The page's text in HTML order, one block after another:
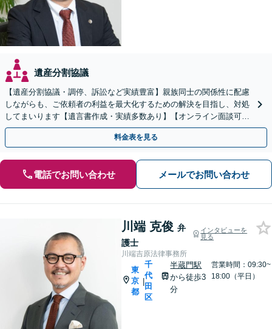
遺産分割協議
【遺産分割協議・調停、訴訟など実績豊富】親族同士の関係性に配慮
しながらも、ご依頼者の利益を最大化するための解決を目指し、対処
してまいります【遺言書作成・実績多数あり】【オンライン面談可】
【溜池山王駅3分】スピード対応を心がけています。
料金表を見る
電話でお問い合わせ メールでお問い合わせ
川端 克俊 弁
護士
インタビューを
見る
川端吉原法律事務所
東
京
都
|
千
代
田
区
半蔵門駅
から徒歩3
分
営業時間：09:30~
18:00（平日）